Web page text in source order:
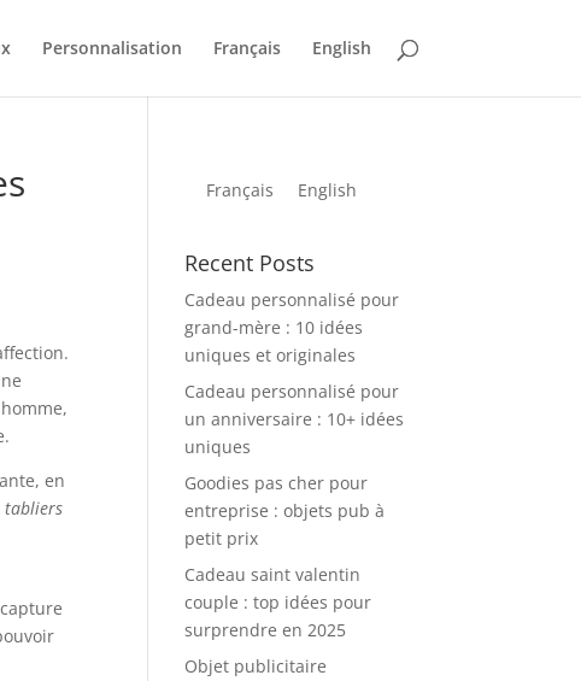
Personnalisation Français English
en
tabliers
Français English
Recent Posts
Cadeau personnalisé pour
grand-mère : 10 idées
uniques et originales
Cadeau personnalisé pour
un anniversaire : 10+ idées
uniques
Goodies pas cher pour
entreprise : objets pub à
petit prix
Cadeau saint valentin
couple : top idées pour
surprendre en 2025
Objet publicitaire